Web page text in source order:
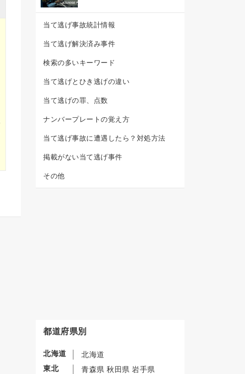
当て逃げ事故統計情報
当て逃げ解決済み事件
検索の多いキーワード
当て逃げとひき逃げの違い
当て逃げの罪、点数
ナンバープレートの覚え方
当て逃げ事故に遭遇したら？対処方法
掲載がない当て逃げ事件
その他
都道府県別
北海道
北海道
東北
青森県 秋田県 岩手県